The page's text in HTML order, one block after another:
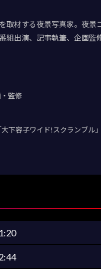
取材する夜景写真家。夜
出演、記事執筆、企画監
監修
下容子ワイド!スクランブル